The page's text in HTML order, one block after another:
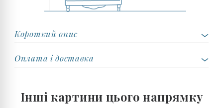
Короткий опис
Оплата і доставка
Інші картини цього напрямку